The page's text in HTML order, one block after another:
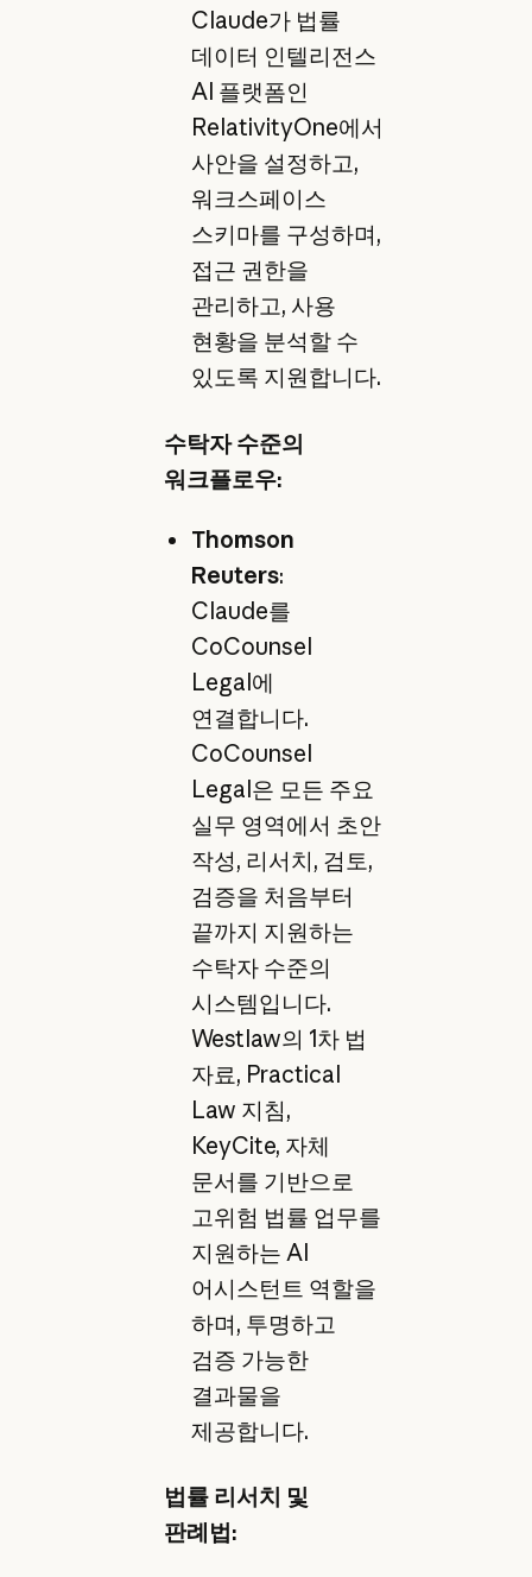
Claude가 법률
데이터 인텔리전스
AI 플랫폼인
RelativityOne에서
사안을 설정하고,
워크스페이스
스키마를 구성하며,
접근 권한을
관리하고, 사용
현황을 분석할 수
있도록 지원합니다.
수탁자 수준의
워크플로우:
Thomson
Reuters:
Claude를
CoCounsel
Legal에
연결합니다.
CoCounsel
Legal은 모든 주요
실무 영역에서 초안
작성, 리서치, 검토,
검증을 처음부터
끝까지 지원하는
수탁자 수준의
시스템입니다.
Westlaw의 1차 법
자료, Practical
Law 지침,
KeyCite, 자체
문서를 기반으로
고위험 법률 업무를
지원하는 AI
어시스턴트 역할을
하며, 투명하고
검증 가능한
결과물을
제공합니다.
법률 리서치 및
판례법: